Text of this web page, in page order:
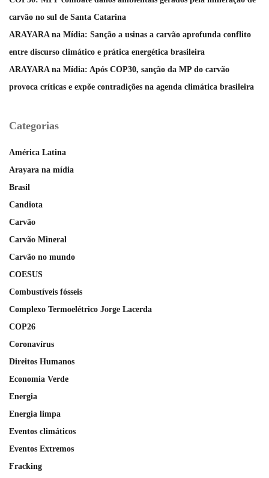
carvão no sul de Santa Catarina
ARAYARA na Mídia: Sanção a usinas a carvão aprofunda conflito
entre discurso climático e prática energética brasileira
ARAYARA na Mídia: Após COP30, sanção da MP do carvão
provoca críticas e expõe contradições na agenda climática brasileira
Categorias
América Latina
Arayara na mídia
Brasil
Candiota
Carvão
Carvão Mineral
Carvão no mundo
COESUS
Combustíveis fósseis
Complexo Termoelétrico Jorge Lacerda
COP26
Coronavírus
Direitos Humanos
Economia Verde
Energia
Energia limpa
Eventos climáticos
Eventos Extremos
Fracking